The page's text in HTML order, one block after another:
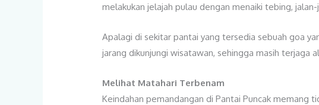
melakukan jelajah pulau dengan menaiki tebing,
Apalagi di sekitar pantai yang tersedia sebuah goa
jarang dikunjungi wisatawan, sehingga masih terjaga
Melihat Matahari Terbenam
Keindahan pemandangan di Pantai Puncak memang